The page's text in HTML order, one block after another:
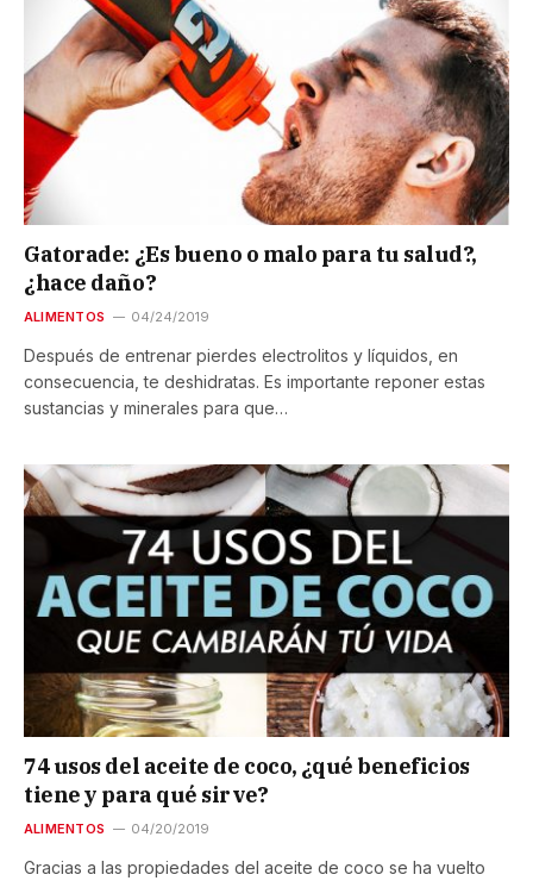
Gatorade: ¿Es bueno o malo para tu salud?,
¿hace daño?
ALIMENTOS 04/24/2019
Después de entrenar pierdes electrolitos y líquidos, en
consecuencia, te deshidratas. Es importante reponer estas
sustancias y minerales para que…
74 usos del aceite de coco, ¿qué beneficios
tiene y para qué sirve?
ALIMENTOS 04/20/2019
Gracias a las propiedades del aceite de coco se ha vuelto